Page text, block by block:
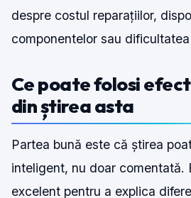
despre costul reparațiilor,
componentelor sau
Ce poate folosi
din știrea asta
Partea bună este că știrea
inteligent, nu doar comentată.
excelent pentru a explica